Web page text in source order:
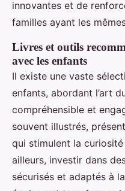
innovantes et de
familles ayant les
Livres et outils
avec les enfants
Il existe une vaste
enfants, abordant l’art
compréhensible et
souvent illustrés,
qui stimulent la
ailleurs, investir dans
sécurisés et adaptés à